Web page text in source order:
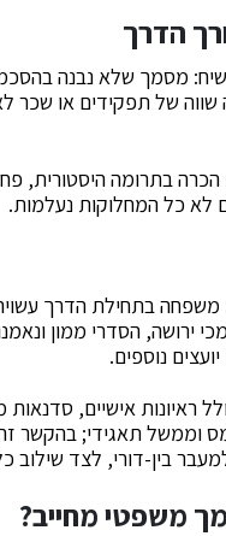
הדרך
שיח: מסמך שלא נבנה
שווה של תפקידים או
הכרה בתרומה היסטורית,
לא כל המחלוקות נעלמות.
בתחילת הדרך
הסדרי ממון
נוספים.
ראיונות אישיים,
וממשל תאגידי; בהקשר זה
בין-דורי, לצד שילוב
משפטי מחייב?